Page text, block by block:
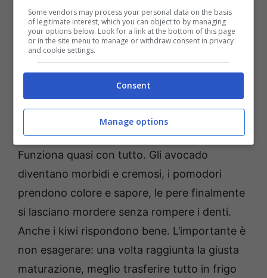
la spesa al mercato. Basta infilarci dentro la
frutta acerba insieme a una mela o una
banana matura, chiuderlo senza sigillarlo del
tutto, facendolo respirare e lasciarlo lì,
tranquillo, a temperatura ambiente. Niente
luce diretta, niente frigo. E il giorno dopo, o al
massimo due, la magia è fatta.
Funziona quasi con tutto. Gli avocado
diventano morbidi e cremosi, i pomodori
prendono colore e sapore, le pere finalmente
si lasciano mordere senza rompere i denti.
Anche i kiwi rispondono bene. L’importante è
non esagerare: una volta raggiunta la giusta
maturazione, meglio trasferire tutto in frigo
Some vendors may process your personal data on the basis
of legitimate interest, which you can object to by managing
your options below. Look for a link at the bottom of this page
or in the site menu to manage or withdraw consent in privacy
and cookie settings.
Consent
Manage options